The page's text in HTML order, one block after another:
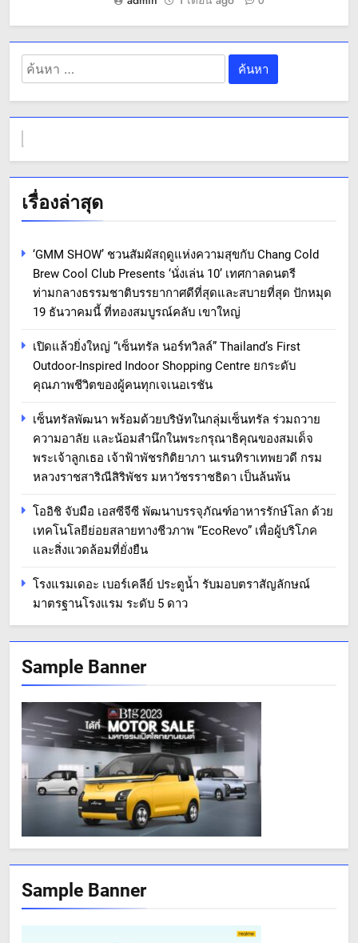
ค้นหา
สำหรับ:
เรื่องล่าสุด
‘GMM SHOW’ ชวนสัมผัสฤดูแห่งความสุขกับ Chang Cold
Brew Cool Club Presents ‘นั่งเล่น 10’ เทศกาลดนตรี
ท่ามกลางธรรมชาติบรรยากาศดีที่สุดและสบายที่สุด ปักหมุด
19 ธันวาคมนี้ ที่ทองสมบูรณ์คลับ เขาใหญ่
เปิดแล้วยิ่งใหญ่ “เซ็นทรัล นอร์ทวิลล์” Thailand’s First
Outdoor-Inspired Indoor Shopping Centre ยกระดับ
คุณภาพชีวิตของผู้คนทุกเจเนอเรชัน
เซ็นทรัลพัฒนา พร้อมด้วยบริษัทในกลุ่มเซ็นทรัล ร่วมถวาย
ความอาลัย และน้อมสำนึกในพระกรุณาธิคุณของสมเด็จ
พระเจ้าลูกเธอ เจ้าฟ้าพัชรกิติยาภา นเรนทิราเทพยวดี กรม
หลวงราชสาริณีสิริพัชร มหาวัชรราชธิดา เป็นล้นพ้น
โออิชิ จับมือ เอสซีจีซี พัฒนาบรรจุภัณฑ์อาหารรักษ์โลก ด้วย
เทคโนโลยีย่อยสลายทางชีวภาพ “EcoRevo” เพื่อผู้บริโภค
และสิ่งแวดล้อมที่ยั่งยืน
โรงแรมเดอะ เบอร์เคลีย์ ประตูน้ำ รับมอบตราสัญลักษณ์
มาตรฐานโรงแรม ระดับ 5 ดาว
Sample Banner
Sample Banner